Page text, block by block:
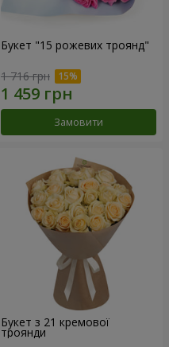
Букет "15 рожевих троянд"
1 716 грн
Замовити
Букет з 21 кремової
троянди